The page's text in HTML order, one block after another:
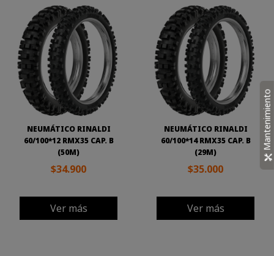
NEUMÁTICO RINALDI
60/100*12 RMX35 CAP. B
(50M)
$34.900
Ver más
NEUMÁTICO RINALDI
60/100*14 RMX35 CAP. B
(29M)
$35.000
Ver más
Mantenimiento